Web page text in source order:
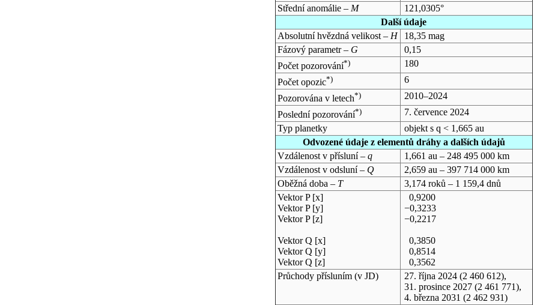
Střední anomálie – M
121,0305°
Další údaje
Absolutní hvězdná velikost – H
18,35 mag
Fázový parametr – G
0,15
Počet pozorování*)
180
Počet opozic*)
6
Pozorována v letech*)
2010–2024
Poslední pozorování*)
7. července 2024
Typ planetky
objekt s q < 1,665 au
Odvozené údaje z elementů dráhy a dalších údajů
Vzdálenost v přísluní – q
1,661 au – 248 495 000 km
Vzdálenost v odsluní – Q
2,659 au – 397 714 000 km
Oběžná doba – T
3,174 roků – 1 159,4 dnů
Vektor P [x]
Vektor P [y]
Vektor P [z]
Vektor Q [x]
Vektor Q [y]
Vektor Q [z]
0,9200
−0,3233
−0,2217
0,3850
0,8514
0,3562
Průchody přísluním (v JD) 27. října 2024(2 460 612),
31. prosince 2027(2 461 771),
4. března 2031 (2 462 931)